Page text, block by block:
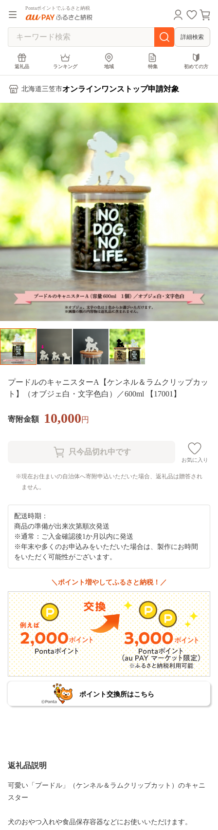
Pontaポイントでふるさと納税
詳細検索
返礼品 ランキング 地域 特集 初めての方
北海道三笠市オンラインワンストップ申請対象
プードルのキャニスターA【ケンネル＆ラムクリップカッ
ト】（オブジェ白・文字色白）／600ml 【17001】
寄附金額 10,000円
お気に入り
現在お住まいの自治体へ寄附申込いただいた場合、返礼品は贈答され
ません。
配送時期：
商品の準備が出来次第順次発送
※通常：ご入金確認後1か月以内に発送
※年末や多くのお申込みをいただいた場合は、製作にお時間
をいただく可能性がございます。
＼ポイント増やしてふるさと納税！／
ポイント交換所はこちら
返礼品説明
可愛い「プードル」（ケンネル＆ラムクリップカット）のキャニ
スター
犬のおやつ入れや食品保存容器などにお使いいただけます。